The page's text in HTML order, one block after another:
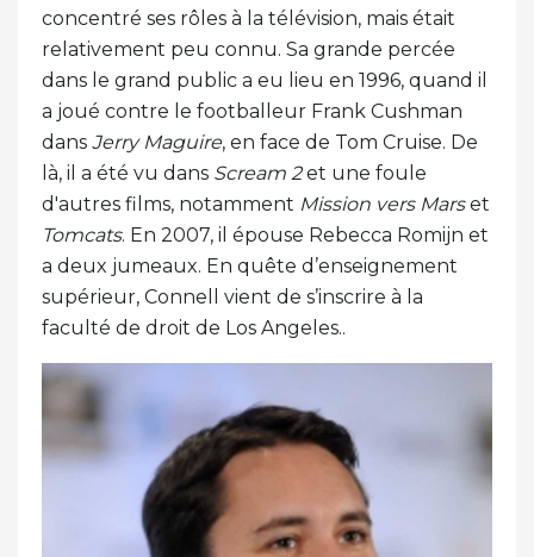
concentré ses rôles à la télévision, mais était
relativement peu connu. Sa grande percée
dans le grand public a eu lieu en 1996, quand il
a joué contre le footballeur Frank Cushman
dans Jerry Maguire, en face de Tom Cruise. De
là, il a été vu dans Scream 2et une foule
d'autres films, notamment Mission vers Marset
Tomcats. En 2007, il épouse Rebecca Romijn et
a deux jumeaux. En quête d’enseignement
supérieur, Connell vient de s’inscrire à la
faculté de droit de Los Angeles..